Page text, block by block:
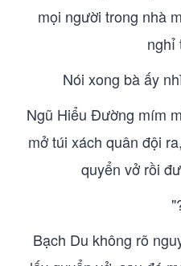
mọi người trong nhà
nghỉ
Nói xong bà ấy
Ngũ Hiểu Đường mím
mở túi xách quân đội
quyển vở rồi
Bạch Du không rõ